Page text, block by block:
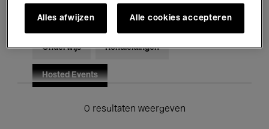
Voor iedereen Kids’ Palace
Onderwijs Rondleidingen
Hosted Events
0 resultaten weergeven
Alles afwijzen Alle cookies accepteren